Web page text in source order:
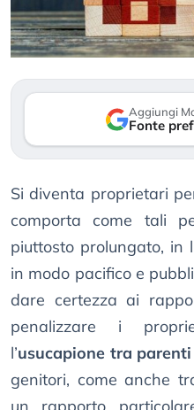
Aggiungi
Fonte
Si diventa proprietari
comporta come tali
piuttosto prolungato, in
in modo pacifico e
dare certezza ai
penalizzare i
l’usucapione tra parenti
genitori, come anche